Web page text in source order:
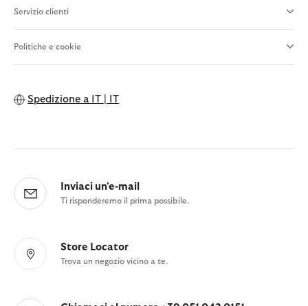
Servizio clienti
Politiche e cookie
Spedizione a IT | IT
Inviaci un'e-mail
Ti risponderemo il prima possibile.
Store Locator
Trova un negozio vicino a te.